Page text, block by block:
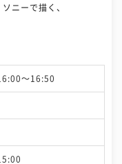
ニーで描く、
〜16:50